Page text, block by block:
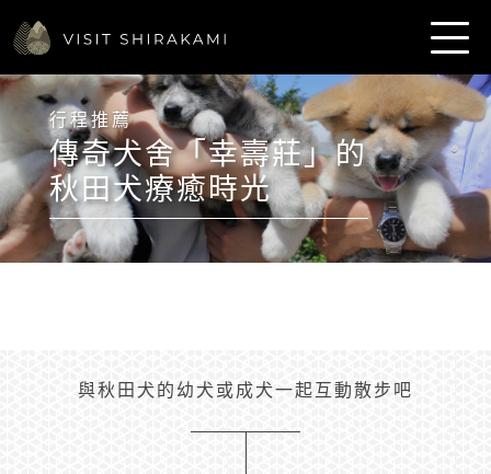
行程推薦
傳奇犬舍「幸壽莊」的
秋田犬療癒時光
與秋田犬的幼犬或成犬一起互動散步吧